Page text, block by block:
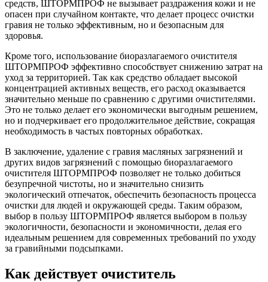
средств, ШТОРМПРОФ не вызывает раздражения кожи и не
опасен при случайном контакте, что делает процесс очистки
гравия не только эффективным, но и безопасным для
здоровья.
Кроме того, использование биоразлагаемого очистителя
ШТОРМПРОФ эффективно способствует снижению затрат на
уход за территорией. Так как средство обладает высокой
концентрацией активных веществ, его расход оказывается
значительно меньше по сравнению с другими очистителями.
Это не только делает его экономически выгодным решением,
но и подчеркивает его продолжительное действие, сокращая
необходимость в частых повторных обработках.
В заключение, удаление с гравия масляных загрязнений и
других видов загрязнений с помощью биоразлагаемого
очистителя ШТОРМПРОФ позволяет не только добиться
безупречной чистоты, но и значительно снизить
экологический отпечаток, обеспечить безопасность процесса
очистки для людей и окружающей среды. Таким образом,
выбор в пользу ШТОРМПРОФ является выбором в пользу
экологичности, безопасности и экономичности, делая его
идеальным решением для современных требований по уходу
за гравийными подсыпками.
Как действует очиститель